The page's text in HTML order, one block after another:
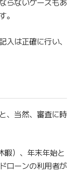
。
は正確に行い、
、当然、審査に時
暇）、年末年始と
ローンの利用者が